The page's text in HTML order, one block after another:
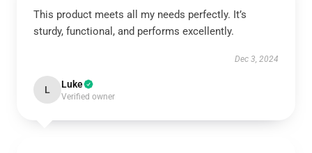
This product meets all my needs perfectly. It’s
sturdy, functional, and performs excellently.
Dec 3, 2024
L Luke
Verified owner